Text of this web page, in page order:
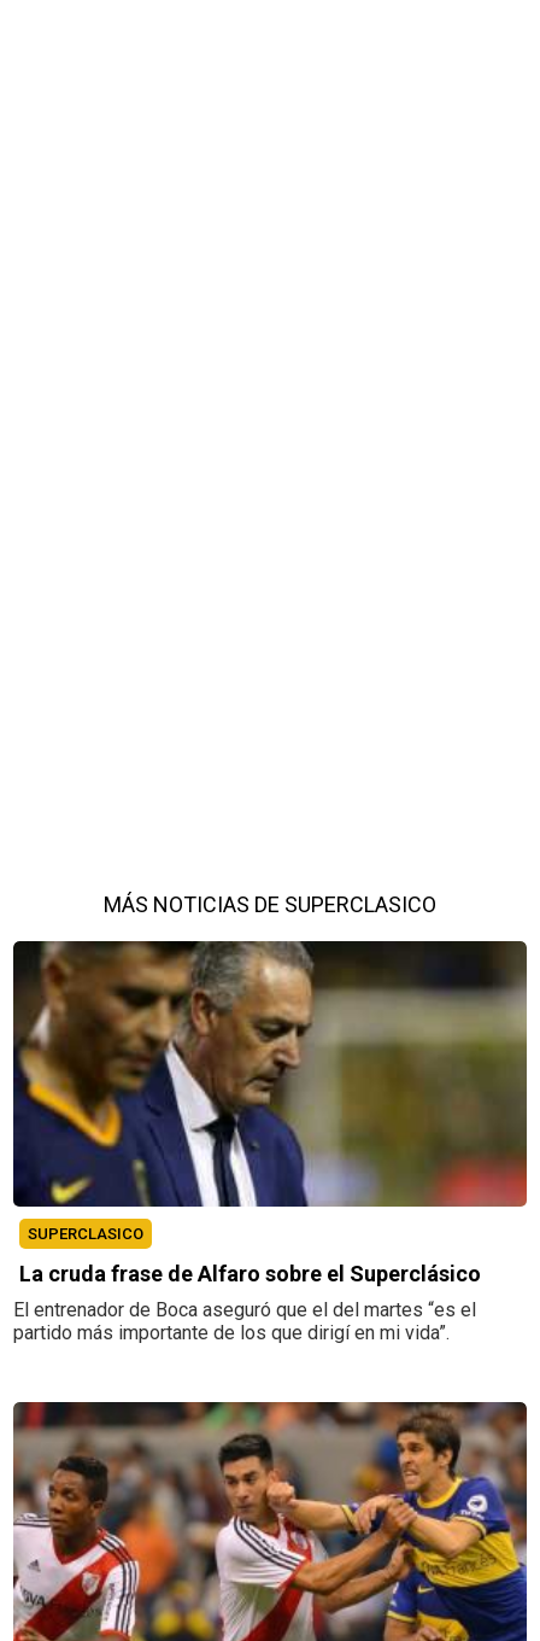
MÁS NOTICIAS DE SUPERCLASICO
SUPERCLASICO
La cruda frase de Alfaro sobre el Superclásico
El entrenador de Boca aseguró que el del martes “es el
partido más importante de los que dirigí en mi vida”.